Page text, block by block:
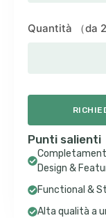
Quantità （da
Punti salienti
Design &
Functional &
Alta qualità a